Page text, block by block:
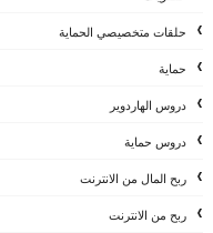
حلقات متخصيصي الحماية
حماية
دروس الهاردوير
دروس حماية
ربح المال من الانترنت
ربح من الانترنت